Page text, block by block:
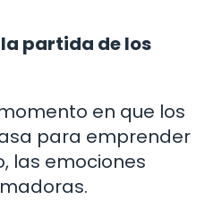
partida de los
en que los
para emprender
las emociones